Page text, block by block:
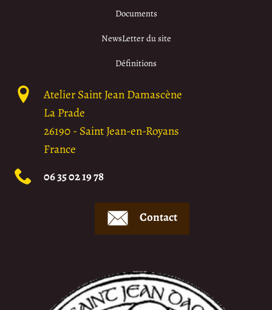
Documents
NewsLetter du site
Définitions
Atelier Saint Jean Damascène
La Prade
26190- Saint Jean-en-Royans
France
06 35 02 19 78
Contact